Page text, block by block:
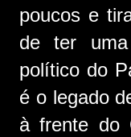
poucos e
de ter
político do
é o legado
à frente do